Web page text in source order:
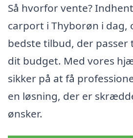
Så hvorfor vente?
carport i Thyborøn i dag,
bedste tilbud, der passer
dit budget. Med vores
sikker på at få
en løsning, der er
ønsker.